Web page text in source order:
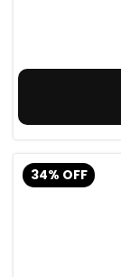
34% OFF